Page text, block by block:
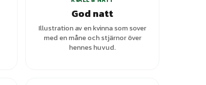
God natt
Illustration av en kvinna som sover
med en måne och stjärnor över
hennes huvud.